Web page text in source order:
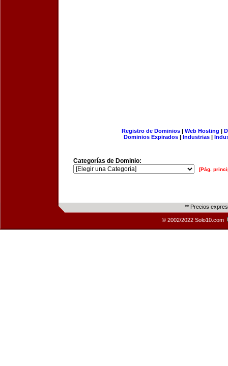
Registro de Dominios| Web Hosting |
Dominios Expirados | Industrias |
Categorías de Dominio:
[Pág.
** Precios
© 2002/2022 Solo10.com